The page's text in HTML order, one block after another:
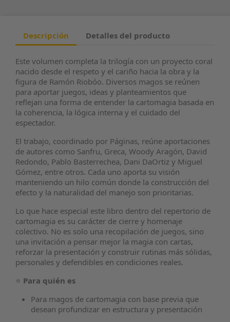
Descripción Detalles del producto
Este volumen completa la trilogía con un proyecto coral
nacido desde el respeto y el cariño hacia la obra y la
figura de Ramón Riobóo. Diversos magos se reúnen
para aportar juegos, ideas y planteamientos que
reflejan una forma de entender la cartomagia basada en
la coherencia, la lógica interna y el cuidado del
espectador.
El trabajo, coordinado por Páginas, reúne aportaciones
de autores como Sanfru, Greca, Woody Aragón, David
Redondo, Pablo Basterrechea, Dani DaOrtiz y Miguel
Gómez, entre otros. Cada uno aporta su visión
manteniendo un hilo común donde la construcción del
efecto y la naturalidad del manejo son prioritarias.
Lo que hace especial este libro dentro del repertorio de
cartomagia es su carácter de cierre y homenaje
colectivo. No es solo una recopilación de juegos, sino
una invitación a pensar mejor la magia con cartas,
reforzar la presentación y construir rutinas más sólidas,
personales y defendibles en condiciones reales.
⭐ Para quién es
Para magos de cartomagia con base previa que
desean profundizar en estructura y presentación